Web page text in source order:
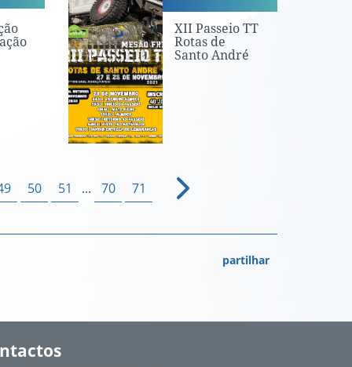
XII Passeio TT
Rotas de
Santo André
50 51 ... 70 71
partilhar